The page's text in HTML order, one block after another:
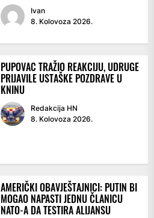
Ivan
8. Kolovoza 2026.
PUPOVAC TRAŽIO REAKCIJU, UDRUGE
PRIJAVILE USTAŠKE POZDRAVE U
KNINU
Redakcija HN
8. Kolovoza 2026.
AMERIČKI OBAVJEŠTAJNICI: PUTIN BI
MOGAO NAPASTI JEDNU ČLANICU
NATO-A DA TESTIRA ALIJANSU